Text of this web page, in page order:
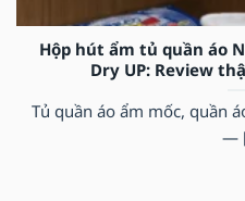
Hộp hút ẩm tủ quần áo
Dry UP: Review
Tủ quần áo ẩm mốc, quần
—